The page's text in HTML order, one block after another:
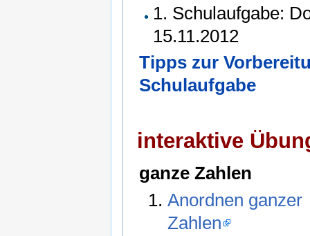
1. Schulaufgabe:
15.11.2012
Tipps zur
Schulaufgabe
interaktive
ganze Zahlen
Anordnen ganzer
Zahlen